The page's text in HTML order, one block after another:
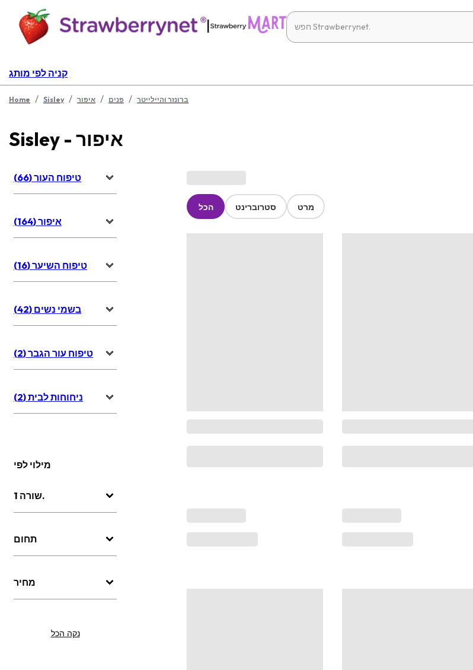
|
קניה לפי מותג
Home / Sisley / איפור / פנים / ברונזר והיילייטר
Sisley - איפור
טיפוח העור (66)
איפור (164)
טיפוח השיער (16)
בשמי נשים (42)
טיפוח עור הגבר (2)
ניחוחות לבית (2)
מילוי לפי
שורה 1.
תחום
מחיר
נקה הכל
הכל סטרוברינט מרט